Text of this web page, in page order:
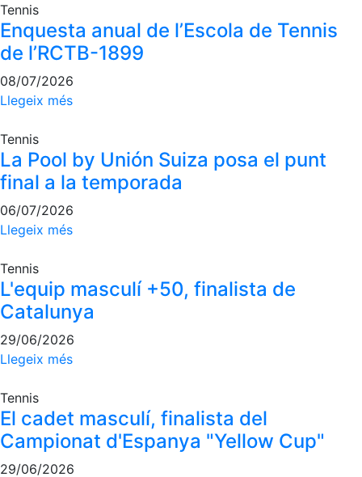
Tennis
Enquesta anual de l’Escola de Tennis
de l’RCTB-1899
08/07/2026
Llegeix més
Tennis
La Pool by Unión Suiza posa el punt
final a la temporada
06/07/2026
Llegeix més
Tennis
L'equip masculí +50, finalista de
Catalunya
29/06/2026
Llegeix més
Tennis
El cadet masculí, finalista del
Campionat d'Espanya "Yellow Cup"
29/06/2026